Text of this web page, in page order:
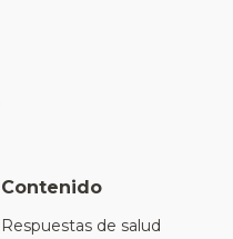
Contenido
Respuestas de salud